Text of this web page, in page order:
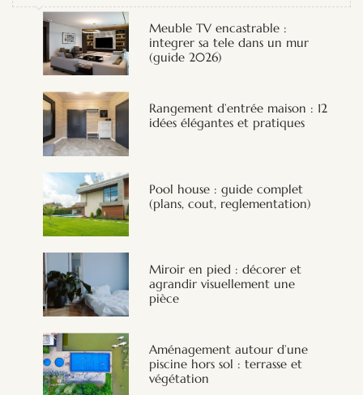
Meuble TV encastrable :
integrer sa tele dans un mur
(guide 2026)
Rangement d’entrée maison : 12
idées élégantes et pratiques
Pool house : guide complet
(plans, cout, reglementation)
Miroir en pied : décorer et
agrandir visuellement une
pièce
Aménagement autour d’une
piscine hors sol : terrasse et
végétation